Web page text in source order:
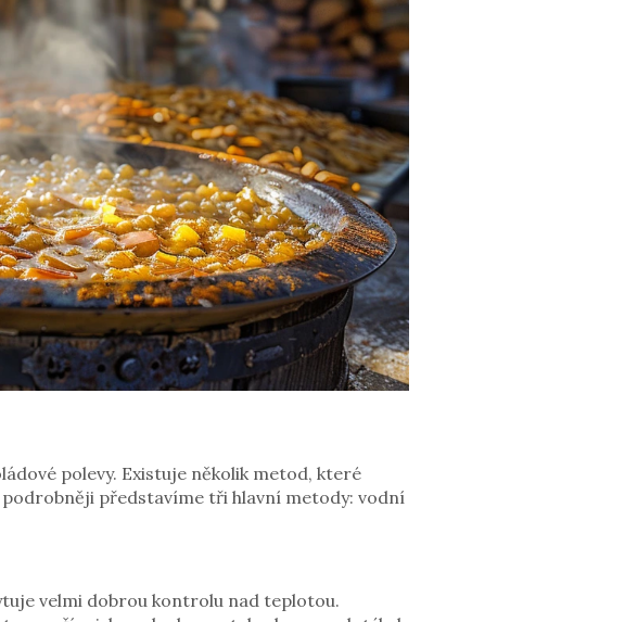
polevy. Existuje několik metod, které
podrobněji představíme tři hlavní metody: vodní
velmi dobrou kontrolu nad teplotou.